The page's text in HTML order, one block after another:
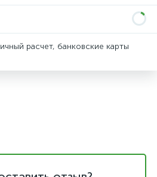
расчет, банковские карты